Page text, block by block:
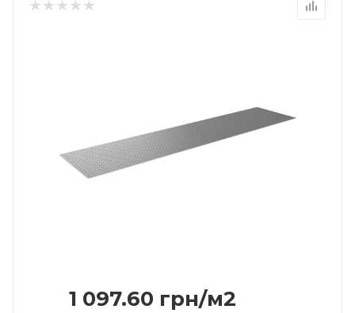
1 097.60 грн/м2